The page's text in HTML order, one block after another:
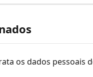
os dados pessoais